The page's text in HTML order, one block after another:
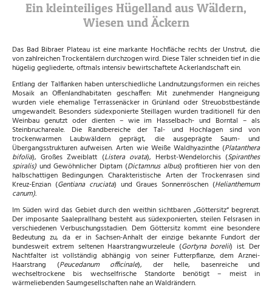
Ein kleinteiliges Hügelland aus Wäldern,
Wiesen und Äckern
Das Bad Bibraer Plateau ist eine markante Hochfläche rechts der Unstrut, die
von zahlreichen Trockentälern durchzogen wird. Diese Täler schneiden tief in die
hügelig gegliederte, oftmals intensiv bewirtschaftete Ackerlandschaft ein.
Entlang der Talflanken haben unterschiedliche Landnutzungsformen ein reiches
Mosaik an Offenlandhabitaten geschaffen: Mit zunehmender Hangneigung
wurden viele ehemalige Terrassenäcker in Grünland oder Streuobstbestände
umgewandelt. Besonders südexponierte Steillagen wurden traditionell für den
Weinbau genutzt oder dienten – wie im Hasselbach- und Borntal – als
Steinbruchareale. Die Randbereiche der Tal- und Hochlagen sind von
trockenwarmen Laubwäldern geprägt, die ausgeprägte Saum- und
Übergangsstrukturen aufweisen. Arten wie Weiße Waldhyazinthe (Platanthera
bifolia), Großes Zweiblatt (Listera ovata), Herbst-Wendelorchis (Spiranthes
spiralis) und Gewöhnlicher Diptam (Dictamnus albus) profitieren hier von den
halbschattigen Bedingungen. Charakteristische Arten der Trockenrasen sind
Kreuz-Enzian (Gentiana cruciata) und Graues Sonnenröschen (Helianthemum
canum).
Im Süden wird das Gebiet durch den weithin sichtbaren „Göttersitz“ begrenzt.
Der imposante Saaleprallhang besteht aus südexponierten, steilen Felsrasen in
verschiedenen Verbuschungsstadien. Dem Göttersitz kommt eine besondere
Bedeutung zu, da er in Sachsen-Anhalt der einzige bekannte Fundort der
bundesweit extrem seltenen Haarstrangwurzeleule (Gortyna borelii) ist. Der
Nachtfalter ist vollständig abhängig von seiner Futterpflanze, dem Arznei-
Haarstrang (Peucedanum officinale), der helle, basenreiche und
wechseltrockene bis wechselfrische Standorte benötigt – meist in
wärmeliebenden Saumgesellschaften nahe an Waldrändern.